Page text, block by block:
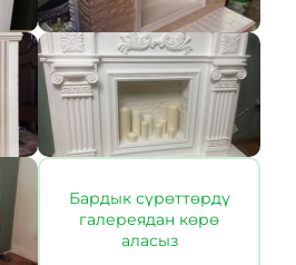
Бардык сүрөттөрдү
галереядан көрө
аласыз